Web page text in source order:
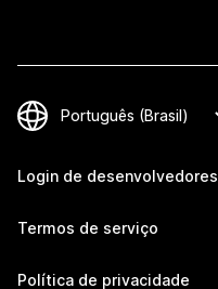
Login de desenvolvedores
Termos de serviço
Política de privacidade